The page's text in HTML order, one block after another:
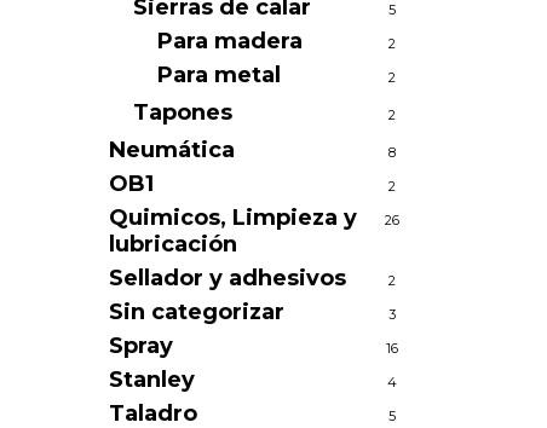
Sierras de calar 5
Para madera 2
Para metal 2
Tapones 2
Neumática 8
OB1 2
Quimicos, Limpieza y
lubricación
26
Sellador y adhesivos 2
Sin categorizar 3
Spray 16
Stanley 4
Taladro 5